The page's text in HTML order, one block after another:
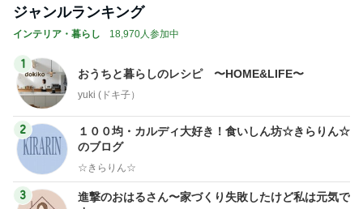
ジャンルランキング
インテリア・暮らし 18,970人参加中
1
おうちと暮らしのレシピ 〜HOME&LIFE〜
yuki (ドキ子）
2
１００均・カルディ大好き！食いしん坊☆きらりん☆
のブログ
☆きらりん☆
3
進撃のおはるさん〜家づくり失敗したけど私は元気で